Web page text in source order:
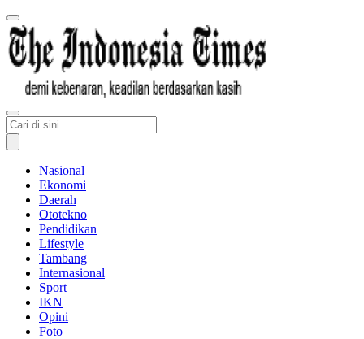
Nasional
Ekonomi
Daerah
Ototekno
Pendidikan
Lifestyle
Tambang
Internasional
Sport
IKN
Opini
Foto